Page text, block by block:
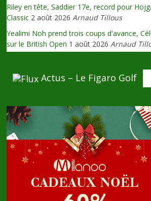
Riley en tête, Saddier 17e, record pour
Classic 2 août 2026 Arnaud Tillous
Yealimi Noh prend trois coups d'avance,
sur le British Open 1 août 2026 Arnaud
Actus – Le Figaro Golf